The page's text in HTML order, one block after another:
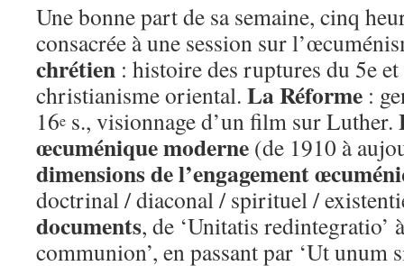
Une bonne part de sa semaine, cinq
consacrée à une session sur
chrétien : histoire des ruptures du 5e
christianisme oriental. La Réforme :
16e s., visionnage d’un film sur Luther.
œcuménique moderne (de 1910 à
dimensions de l’engagement
doctrinal / diaconal / spirituel /
documents, de ‘Unitatis redintegratio’
communion’, en passant par ‘Ut unum